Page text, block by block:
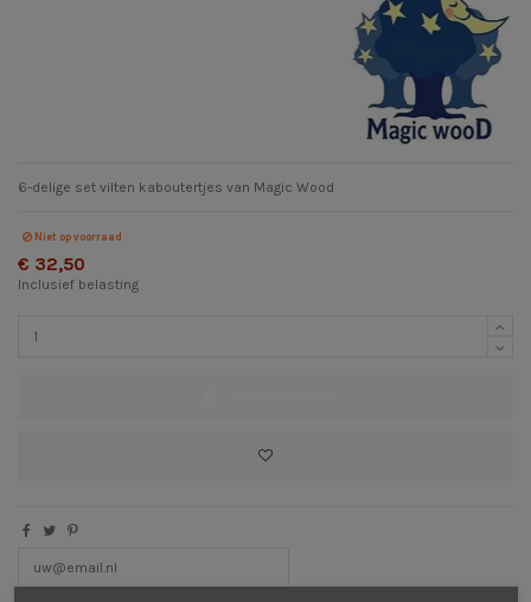
6-delige set vilten kaboutertjes van Magic Wood
Niet op voorraad
€ 32,50
Inclusief belasting